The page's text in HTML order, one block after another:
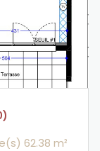
Appartement 3 pièce(s) 2 chambre(s) 62.38 m²